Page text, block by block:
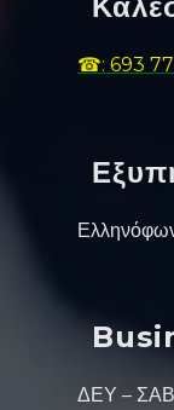
☎: 693 77
ΔΕΥ – ΣΑΒ